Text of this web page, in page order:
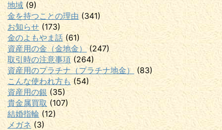
地域 (9)
金を持つことの理由 (341)
お知らせ (173)
金のよもやま話 (61)
資産用の金（金地金） (247)
取引時の注意事項 (264)
資産用のプラチナ（プラチナ地金）
(83)
こんな使われ方も (54)
資産用の銀 (35)
貴金属買取 (107)
結婚指輪 (12)
メガネ(3)